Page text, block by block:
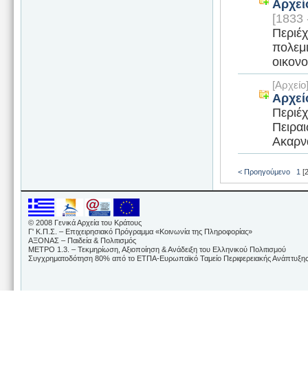
[1833
< Προηγούμενο 1
© 2008 Γενικά Αρχεία του Κράτους
Γ' Κ.Π.Σ. – Επιχειρησιακό Πρόγραμμα «Κοινωνία της Πληροφορίας»
ΑΞΟΝΑΣ – Παιδεία & Πολιτισμός
ΜΕΤΡΟ 1.3. – Τεκμηρίωση, Αξιοποίηση & Ανάδειξη του Ελληνικού Πολιτισμού
Συγχρηματοδότηση 80% από το ΕΤΠΑ-Ευρωπαϊκό Ταμείο Περιφερειακής